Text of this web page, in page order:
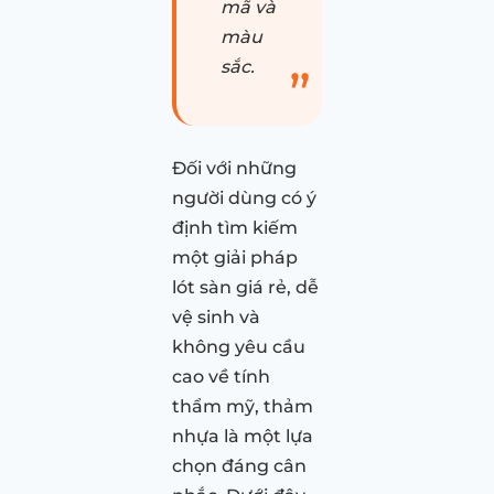
mã và
màu
sắc.
Đối với những
người dùng có ý
định tìm kiếm
một giải pháp
lót sàn giá rẻ, dễ
vệ sinh và
không yêu cầu
cao về tính
thẩm mỹ, thảm
nhựa là một lựa
chọn đáng cân